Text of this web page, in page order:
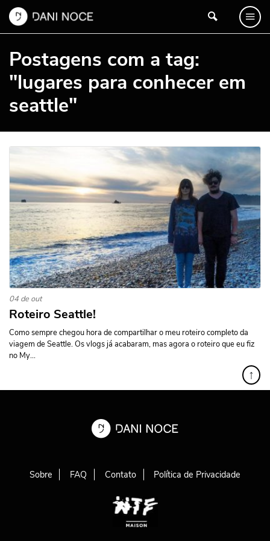
Postagens com a tag:
"lugares para conhecer em
seattle"
04 de out
Roteiro Seattle!
Como sempre chegou hora de compartilhar o meu roteiro completo da
viagem de Seattle. Os vlogs já acabaram, mas agora o roteiro que eu fiz
no My...
↑
Sobre FAQ Contato Política de Privacidade